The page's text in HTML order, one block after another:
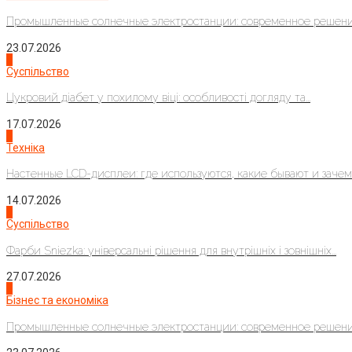
Промышленные солнечные электростанции: современное
23.07.2026
Суспільство
Цукровий діабет у похилому віці: особливості догляду та...
17.07.2026
Техніка
Настенные LCD-дисплеи: где используются, какие бывают и
14.07.2026
Суспільство
Фарби Sniezka: універсальні рішення для внутрішніх і зовнішніх...
27.07.2026
Бізнес та економіка
Промышленные солнечные электростанции: современное